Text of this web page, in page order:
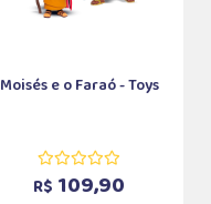
Moisés e o Faraó - Toys
R$ 109,90